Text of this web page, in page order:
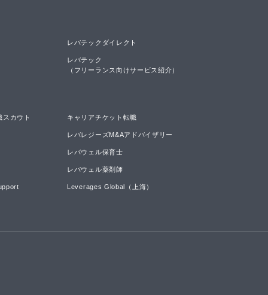
レバテックダイレクト
レバテック
（フリーランス向けサービス紹介）
スカウト キャリアチケット転職
レバレジーズM&Aアドバイザリー
レバウェル保育士
レバウェル薬剤師
Leverages Global（上海）